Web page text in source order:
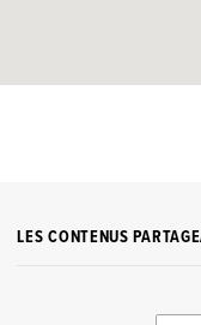
LES CONTENUS